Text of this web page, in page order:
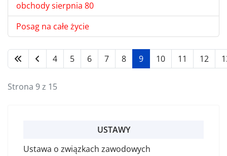
obchody sierpnia 80
Posag na całe życie
4 5 6 7 8 9 10 11 12
Strona 9 z 15
USTAWY
Ustawa o związkach zawodowych